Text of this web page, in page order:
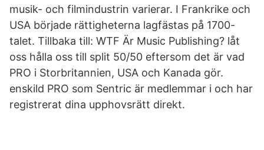
musik- och filmindustrin varierar. I Frankrike och
USA började rättigheterna lagfästas på 1700-
talet. Tillbaka till: WTF Är Music Publishing? låt
oss hålla oss till split 50/50 eftersom det är vad
PRO i Storbritannien, USA och Kanada gör.
enskild PRO som Sentric är medlemmar i och har
registrerat dina upphovsrätt direkt.